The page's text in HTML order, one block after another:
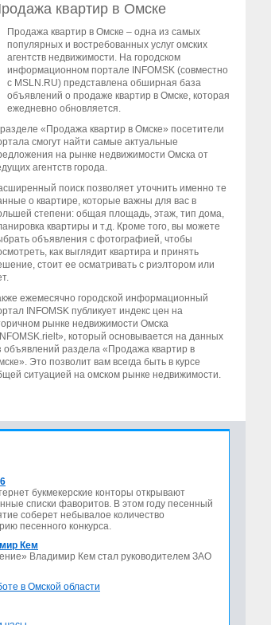
квартир в Омске
Продажа квартир в Омске – одна из самых
популярных и востребованных услуг омских
агентств недвижимости. На городском
информационном портале INFOMSK (совместно
с MSLN.RU) представлена обширная база
объявлений о продаже квартир в Омске, которая
ежедневно обновляется.
«Продажа квартир в Омске» посетители
смогут найти самые актуальные
на рынке недвижимости Омска от
агентств города.
поиск позволяет уточнить именно те
о квартире, которые важны для вас в
степени: общая площадь, этаж, тип дома,
квартиры и т.д. Кроме того, вы можете
объявления с фотографией, чтобы
как выглядит квартира и принять
стоит ее осматривать с риэлтором или
ежемесячно городской информационный
INFOMSK публикует индекс цен на
рынке недвижимости Омска
который основывается на данных
объявлений раздела «Продажа квартир в
Это позволит вам всегда быть в курсе
ситуацией на омском рынке недвижимости.
букмекерские конторы открывают
списки фаворитов. В этом году песенный
соберет небывалое количество
песенного конкурса.
Кем
Владимир Кем стал руководителем ЗАО
в Омской области